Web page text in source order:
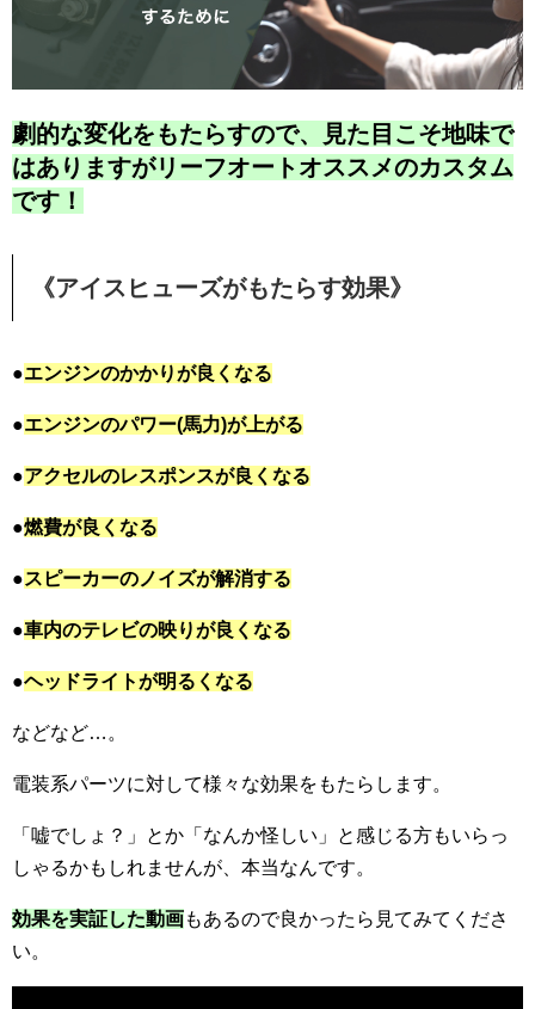
劇的な変化をもたらすので、見た目こそ地味で
はありますがリーフオートオススメのカスタム
です！
《アイスヒューズがもたらす効果》
●エンジンのかかりが良くなる
●エンジンのパワー(馬力)が上がる
●アクセルのレスポンスが良くなる
●燃費が良くなる
●スピーカーのノイズが解消する
●車内のテレビの映りが良くなる
●ヘッドライトが明るくなる
などなど…。
電装系パーツに対して様々な効果をもたらします。
「嘘でしょ？」とか「なんか怪しい」と感じる方もいらっ
しゃるかもしれませんが、本当なんです。
効果を実証した動画もあるので良かったら見てみてくださ
い。